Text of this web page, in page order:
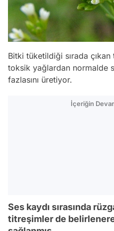
Bitki tüketildiği sırada çıkan
toksik yağlardan normalde
fazlasını üretiyor.
İçeriğin
Ses kaydı sırasında
titreşimler de